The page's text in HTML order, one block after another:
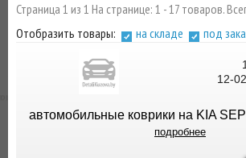
Страница 1 из 1 На странице: 1 - 17 товаров.
Отобразить товары:
на складе под
12-
автомобильные коврики на KIA
подробнее
ЗАПЧАСТИ К
ЗАКАЗУ ЧЕРЕЗ